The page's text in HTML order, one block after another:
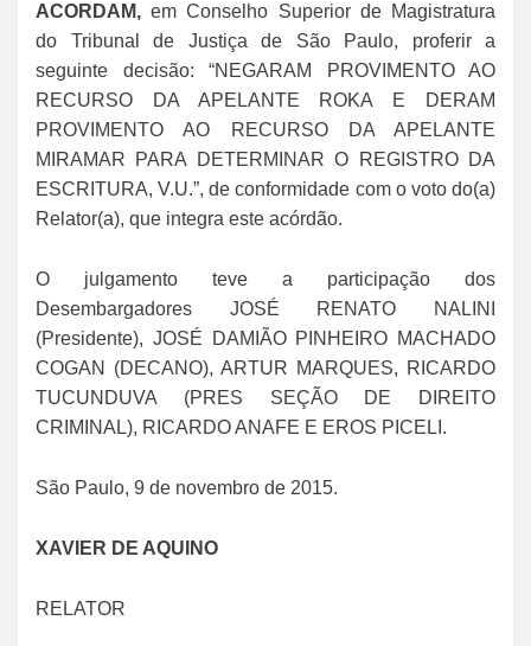
ACORDAM,em Conselho Superior de Magistratura
do Tribunal de Justiça de São Paulo, proferir a
seguinte decisão: “NEGARAM PROVIMENTO AO
RECURSO DA APELANTE ROKA E DERAM
PROVIMENTO AO RECURSO DA APELANTE
MIRAMAR PARA DETERMINAR O REGISTRO DA
ESCRITURA, V.U.”, de conformidade com o voto do(a)
Relator(a), que integra este acórdão.
O julgamento teve a participação dos
Desembargadores JOSÉ RENATO NALINI
(Presidente), JOSÉ DAMIÃO PINHEIRO MACHADO
COGAN (DECANO), ARTUR MARQUES, RICARDO
TUCUNDUVA (PRES SEÇÃO DE DIREITO
CRIMINAL), RICARDO ANAFE E EROS PICELI.
São Paulo, 9 de novembro de 2015.
XAVIER DE AQUINO
RELATOR